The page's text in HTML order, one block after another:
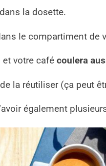
dans la dosette.
le compartiment de
et votre café coulera
la réutiliser (ça peut
également